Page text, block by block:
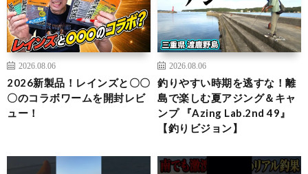
2026.08.06
2026新製品！レインズと〇〇
〇のコラボワームを開封レビ
ュー！
2026.08.06
釣りやすい時期を逃すな！離
島で楽しむ夏アジング＆キャ
ンプ 『Azing Lab.2nd 49』
【釣りビジョン】